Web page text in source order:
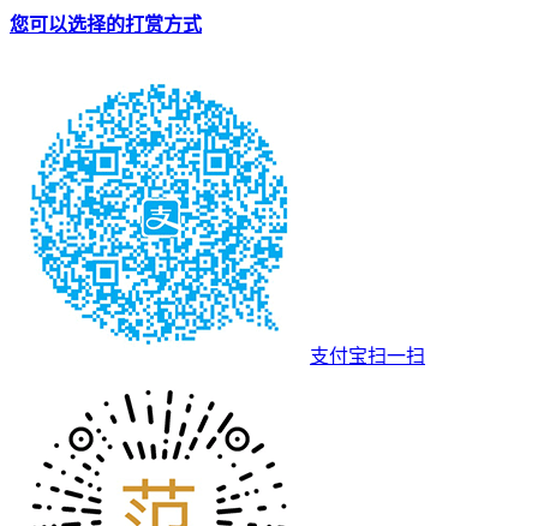
您可以选择的打赏方式
支付宝扫一扫